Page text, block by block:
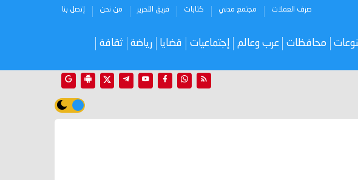
صرف العملات مجتمع مدني كتابات فريق التحرير من نحن إتصل بنا
محافظات عرب وعالم إجتماعيات قضايا رياضة ثقافة